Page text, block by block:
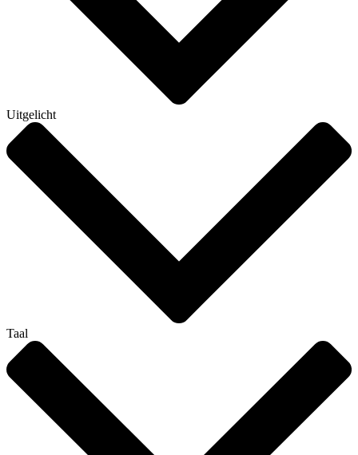
Uitgelicht
Taal